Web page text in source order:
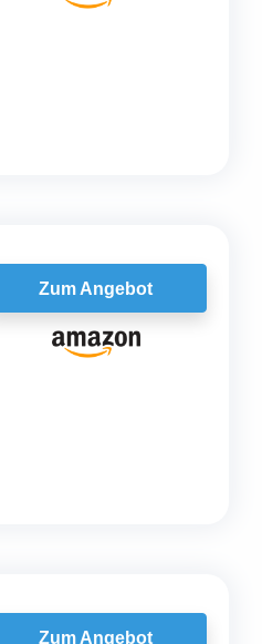
Zum Angebot
Zum Angebot